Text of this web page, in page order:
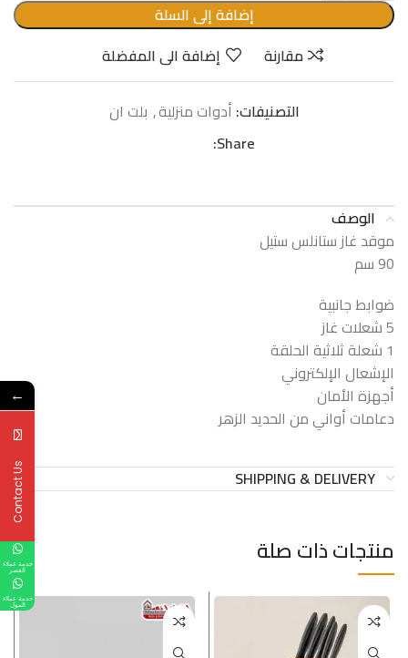
إضافة إلى السلة
مقارنة
إضافة الى المفضلة
التصنيفات: أدوات منزلية, بلت ان
Share:
الوصف
موقد غاز ستانلس ستيل
90 سم
ضوابط جانبية
5 شعلات غاز
1 شعلة ثلاثية الحلقة
الإشعال الإلكتروني
أجهزة الأمان
دعامات أواني من الحديد الزهر
SHIPPING & DELIVERY
منتجات ذات صلة
←
Contact Us
خدمة عملاء
القصر
خدمة عملاء
المول